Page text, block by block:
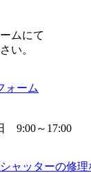
ムにて
い。
ォーム
9:00～17:00